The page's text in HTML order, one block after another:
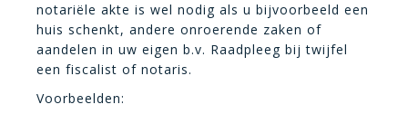
notariële akte is wel nodig als u bijvoorbeeld een
huis schenkt, andere onroerende zaken of
aandelen in uw eigen b.v. Raadpleeg bij twijfel
een fiscalist of notaris.
Voorbeelden: